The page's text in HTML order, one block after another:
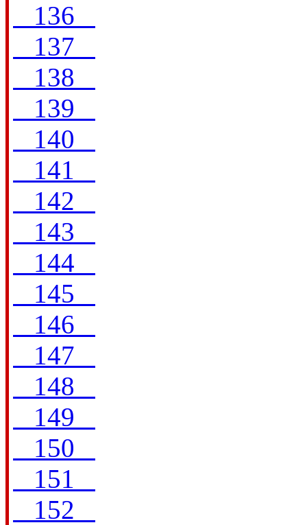
136
137
138
139
140
141
142
143
144
145
146
147
148
149
150
151
152